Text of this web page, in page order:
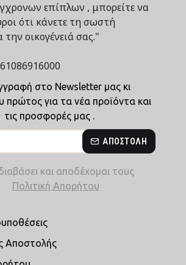
επίπλων , μπορείτε να
ότι κάνετε τη σωστή
την οικογένειά σας."
στο Newsletter μας κι
πρώτος για τα νέα προϊόντα και
τις προσφορές μας .
ΑΠΟΣΤΟΛΉ
και αποδέχομαι τους
Πολιτική Απορήτου
Αποστολής